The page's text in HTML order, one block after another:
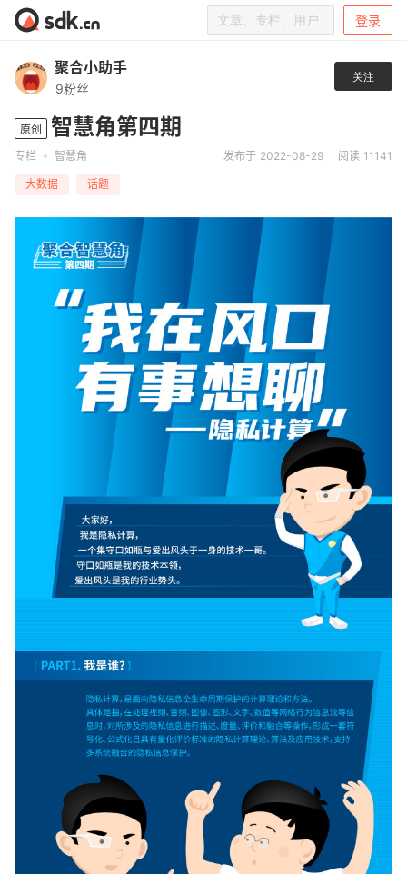
登录
原创 智慧角第四期
专栏 智慧角 发布于 2022-08-29 阅读 11141
大数据 话题
聚合小助手
9粉丝
关注